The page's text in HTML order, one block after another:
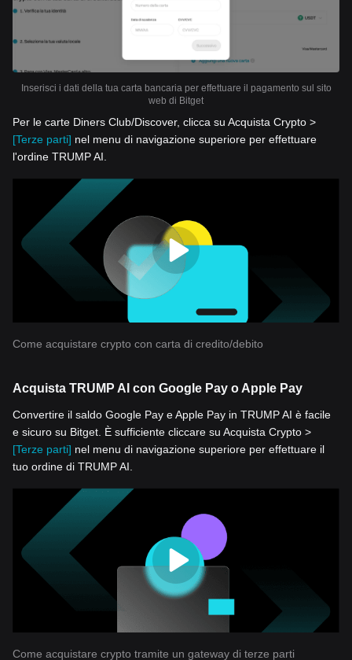
Inserisci i dati della tua carta bancaria per effettuare il pagamento sul sito
web di Bitget
Per le carte Diners Club/Discover, clicca su Acquista Crypto >
[Terze parti] nel menu di navigazione superiore per effettuare
l'ordine TRUMP AI.
Come acquistare crypto con carta di credito/debito
Acquista TRUMP AI con Google Pay o Apple Pay
Convertire il saldo Google Pay e Apple Pay in TRUMP AI è facile
e sicuro su Bitget. È sufficiente cliccare su Acquista Crypto >
[Terze parti] nel menu di navigazione superiore per effettuare il
tuo ordine di TRUMP AI.
Come acquistare crypto tramite un gateway di terze parti